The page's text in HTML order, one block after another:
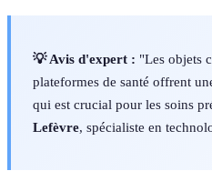
💡 Avis d'expert : "Les objets
plateformes de santé offrent
qui est crucial pour les soins
Lefèvre, spécialiste en